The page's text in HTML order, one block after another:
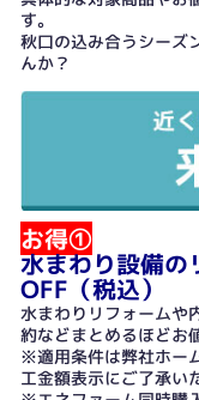
す。
秋口の込み合うシーズ
んか？
お得①
水まわり設備
OFF（税込）
水まわりリフォームや
約などまとめるほどお
※適用条件は弊社ホー
工金額表示にご了承い